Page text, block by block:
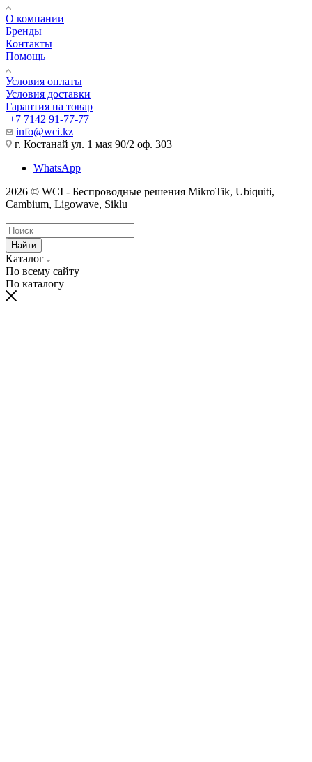
О компании
Бренды
Контакты
Помощь
Условия оплаты
Условия доставки
Гарантия на товар
+7 7142 91-77-77
info@wci.kz
г. Костанай ул. 1 мая 90/2 оф. 303
WhatsApp
2026 © WCI - Беспроводные решения MikroTik, Ubiquiti,
Cambium, Ligowave, Siklu
Найти
Каталог
По всему сайту
По каталогу